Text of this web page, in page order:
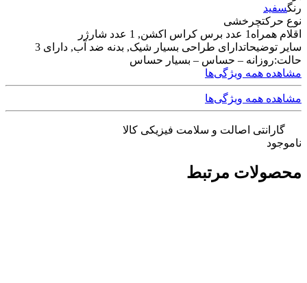
رنگسفید
نوع حرکتچرخشی
اقلام همراه 1 عدد برس کراس اکشن, 1 عدد شارژر
سایر توضیحات
دارای طراحی بسیار شیک, بدنه ضد آب, دارای 3
حالت:روزانه – حساس – بسیار حساس
مشاهده همه ویژگی‌ها
مشاهده همه ویژگی‌ها
گارانتی اصالت و سلامت فیزیکی کالا
ناموجود
محصولات مرتبط